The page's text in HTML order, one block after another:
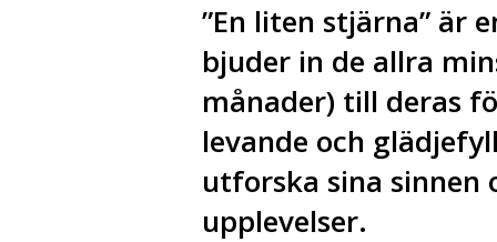
”En liten stjärna” är
bjuder in de allra
månader) till deras
levande och
utforska sina sinnen
upplevelser.